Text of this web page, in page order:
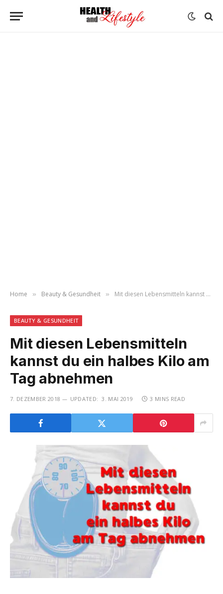
Home » Beauty & Gesundheit » Mit diesen Lebensmitteln kannst du ein halbes Kilo am Tag abnehmen
BEAUTY & GESUNDHEIT
Mit diesen Lebensmitteln
kannst du ein halbes Kilo am
Tag abnehmen
7. DEZEMBER 2018 UPDATED: 3. MAI 2019 3 MINS READ